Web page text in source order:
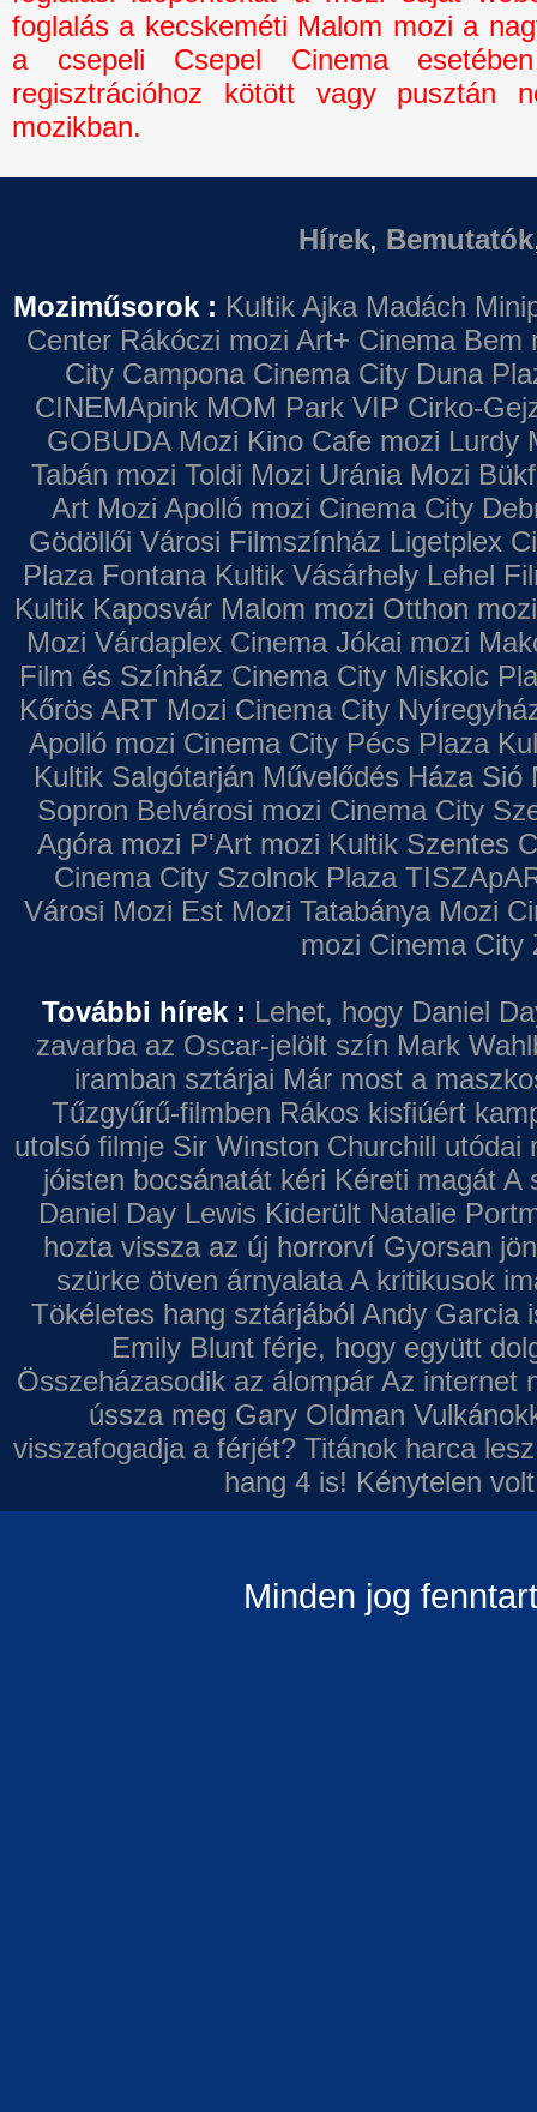
foglalás a kecskeméti Malom mozi a
a csepeli Csepel Cinema
regisztrációhoz kötött vagy pusztán
mozikban.
Hírek, Bemutatók
Moziműsorok : Kultik Ajka Madách
Center Rákóczi mozi Art+ Cinema Bem
City Campona Cinema City Duna
CINEMApink MOM Park VIP Cirko-
GOBUDA Mozi Kino Cafe mozi Lurdy
Tabán mozi Toldi Mozi Uránia Mozi
Art Mozi Apolló mozi Cinema City
Gödöllői Városi Filmszínház Ligetplex
Plaza Fontana Kultik Vásárhely Lehel
Kultik Kaposvár Malom mozi Otthon mozi
Mozi Várdaplex Cinema Jókai mozi
Film és Színház Cinema City Miskolc
Kőrös ART Mozi Cinema City
Apolló mozi Cinema City Pécs Plaza
Kultik Salgótarján Művelődés Háza Sió
Sopron Belvárosi mozi Cinema City
Agóra mozi P'Art mozi Kultik Szentes
Cinema City Szolnok Plaza
Városi Mozi Est Mozi Tatabánya Mozi
mozi Cinema City
További hírek : Lehet, hogy Daniel
zavarba az Oscar-jelölt szín Mark
iramban sztárjai Már most a
Tűzgyűrű-filmben Rákos kisfiúért
utolsó filmje Sir Winston Churchill utódai
jóisten bocsánatát kéri Kéreti magát A
Daniel Day Lewis Kiderült Natalie
hozta vissza az új horrorví Gyorsan
szürke ötven árnyalata A kritikusok
Tökéletes hang sztárjából Andy Garcia
Emily Blunt férje, hogy együtt
Összeházasodik az álompár Az internet
ússza meg Gary Oldman
visszafogadja a férjét? Titánok harca
hang 4 is! Kénytelen
Minden jog